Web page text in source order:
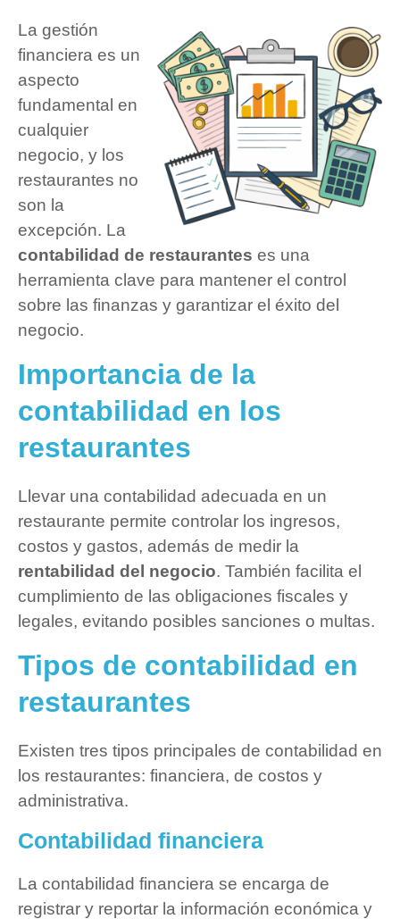
La gestión
financiera es un
aspecto
fundamental en
cualquier
negocio, y los
restaurantes no
son la
excepción. La
contabilidad de restaurantes es una
herramienta clave para mantener el control
sobre las finanzas y garantizar el éxito del
negocio.
Importancia de la
contabilidad en los
restaurantes
Llevar una contabilidad adecuada en un
restaurante permite controlar los ingresos,
costos y gastos, además de medir la
rentabilidad del negocio. También facilita el
cumplimiento de las obligaciones fiscales y
legales, evitando posibles sanciones o multas.
Tipos de contabilidad en
restaurantes
Existen tres tipos principales de contabilidad en
los restaurantes: financiera, de costos y
administrativa.
Contabilidad financiera
La contabilidad financiera se encarga de
registrar y reportar la información económica y